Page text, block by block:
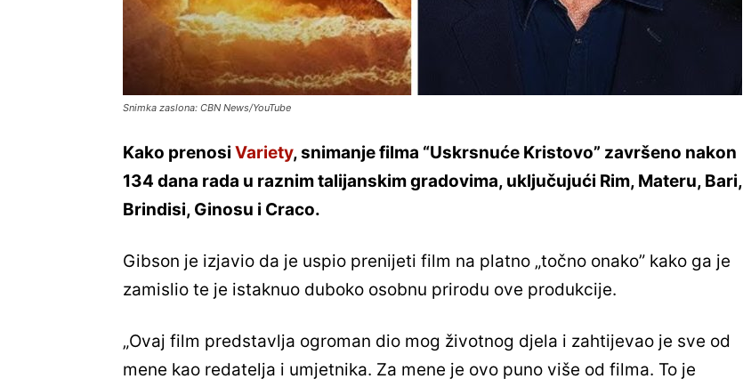
Snimka zaslona: CBN News/YouTube
Kako prenosi Variety, snimanje filma “Uskrsnuće Kristovo” završeno nakon
134 dana rada u raznim talijanskim gradovima, uključujući Rim, Materu, Bari,
Brindisi, Ginosu i Craco.
Gibson je izjavio da je uspio prenijeti film na platno „točno onako” kako ga je
zamislio te je istaknuo duboko osobnu prirodu ove produkcije.
„Ovaj film predstavlja ogroman dio mog životnog djela i zahtijevao je sve od
mene kao redatelja i umjetnika. Za mene je ovo puno više od filma. To je